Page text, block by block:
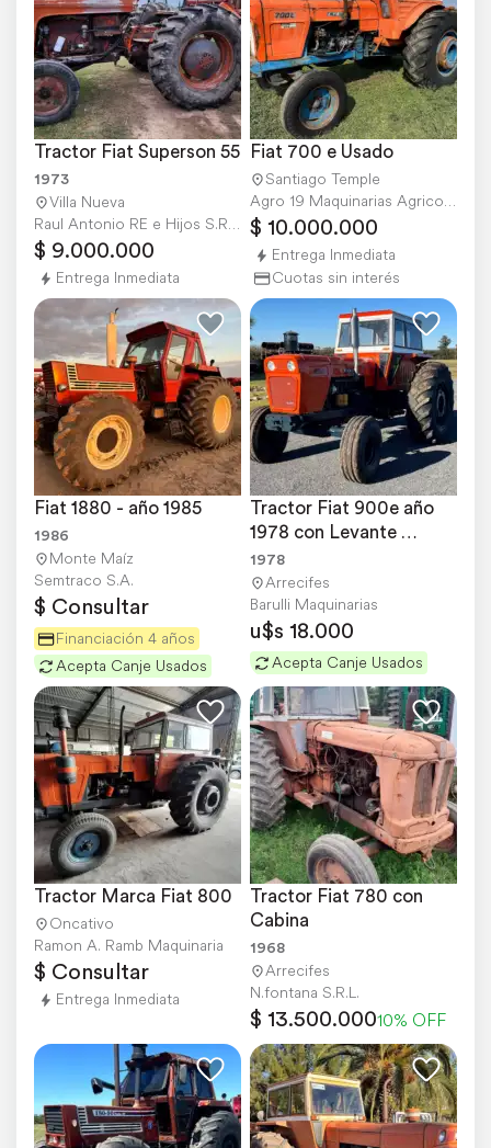
Tractor Fiat Superson 55
1973
Villa Nueva
Raul Antonio RE e Hijos S.R.L.
$ 9.000.000
Entrega Inmediata
Fiat 700 e Usado
Santiago Temple
Agro 19 Maquinarias Agricolas
$ 10.000.000
Entrega Inmediata
Cuotas sin interés
Fiat 1880 - año 1985
1986
Monte Maíz
Semtraco S.A.
$ Consultar
Financiación 4 años
Acepta Canje Usados
Tractor Fiat 900e año
1978 con Levante
Hidráulico
1978
Arrecifes
Barulli Maquinarias
u$s 18.000
Acepta Canje Usados
Tractor Marca Fiat 800
Oncativo
Ramon A. Ramb Maquinaria
$ Consultar
Entrega Inmediata
Tractor Fiat 780 con
Cabina
1968
Arrecifes
N.fontana S.R.L.
$ 13.500.00010% OFF